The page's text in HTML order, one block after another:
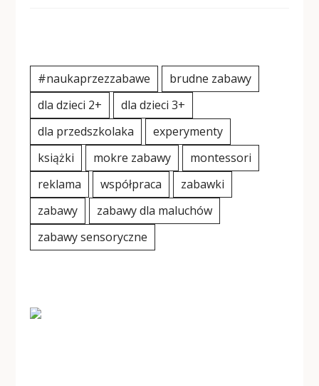
#naukaprzezzabawe
brudne zabawy
dla dzieci 2+
dla dzieci 3+
dla przedszkolaka
experymenty
książki
mokre zabawy
montessori
reklama
współpraca
zabawki
zabawy
zabawy dla maluchów
zabawy sensoryczne